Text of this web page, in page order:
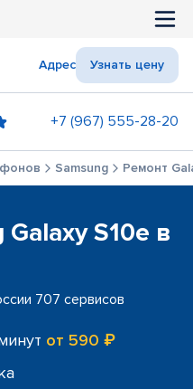
Адрес Узнать цену
+7 (967) 555-28-20
Samsung Ремонт
S10e в
707 сервисов
от 590 ₽